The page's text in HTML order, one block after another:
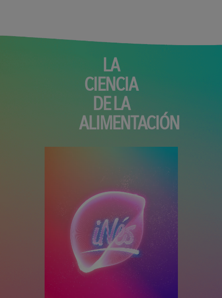
LA
CIENCIA
DE LA
ALIMENTACIÓN